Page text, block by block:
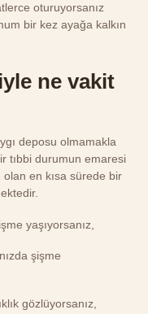
oturuyorsanız
bir kez ayağa kalkın
ne vakit
deposu olmamakla
tıbbi durumun emaresi
en kısa sürede bir
yaşıyorsanız,
şişme
gözlüyorsanız,